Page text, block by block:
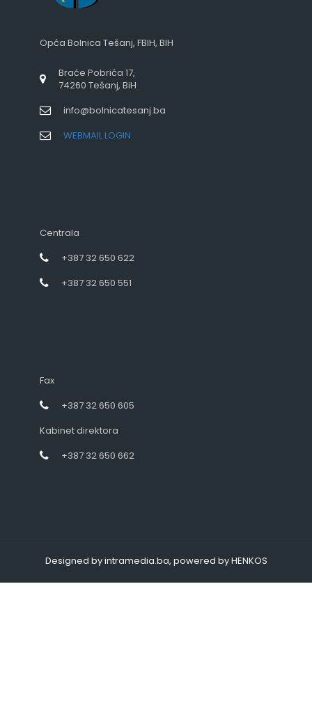
Opća Bolnica Tešanj, FBIH, BIH
Braće Pobrića 17,
74260 Tešanj, BiH
info@bolnicatesanj.ba
WEBMAIL LOGIN
Centrala
+387 32 650 622
+387 32 650 551
Fax
+387 32 650 605
Kabinet direktora
+387 32 650 662
Designed by intramedia.ba, powered by HENKOS